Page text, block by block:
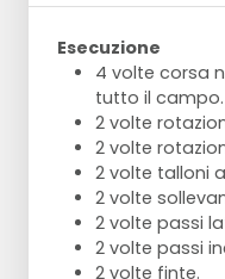
Esecuzione
4 volte corsa
tutto il campo.
2 volte
2 volte
2 volte talloni
2 volte
2 volte passi
2 volte passi
2 volte finte.